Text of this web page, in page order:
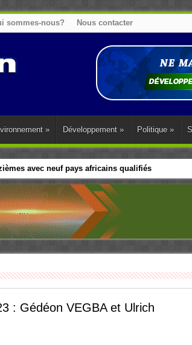
sommes-nous? Nous contacter
» Développement » Politique »
avec neuf pays africains qualifiés
tentent de parler d’une seule voix sur la question
: Gédéon VEGBA et Ulrich